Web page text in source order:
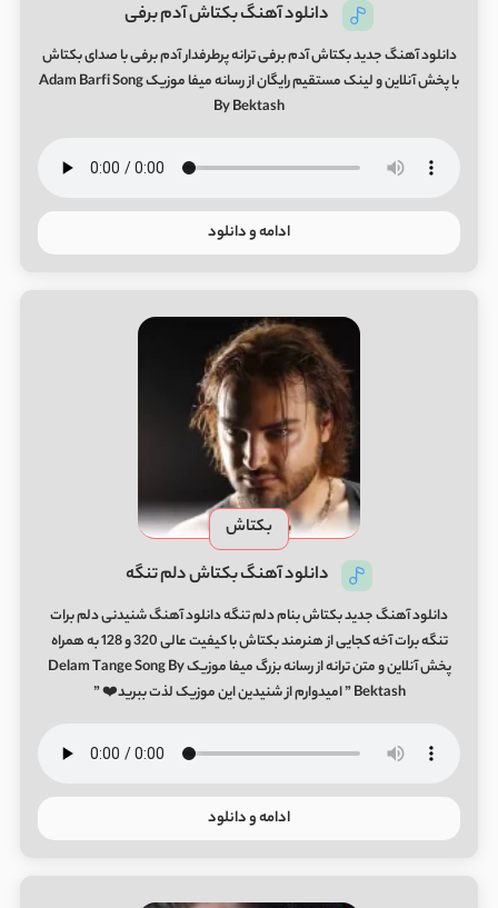
دانلود آهنگ بکتاش آدم برفی
دانلود آهنگ جدید بکتاش آدم برفی ترانه پرطرفدار آدم برفی با صدای بکتاش
با پخش آنلاین و لینک مستقیم رایگان از رسانه میفا موزیک Adam Barfi Song
By Bektash
ادامه و دانلود
بکتاش
دانلود آهنگ بکتاش دلم تنگه
دانلود آهنگ جدید بکتاش بنام دلم تنگه دانلود آهنگ شنیدنی دلم برات
تنگه برات آخه کجایی از هنرمند بکتاش با کیفیت عالی 320 و 128 به همراه
پخش آنلاین و متن ترانه از رسانه بزرگ میفا موزیک Delam Tange Song By
Bektash ” امیدوارم از شنیدین این موزیک لذت ببرید❤️ ”
ادامه و دانلود